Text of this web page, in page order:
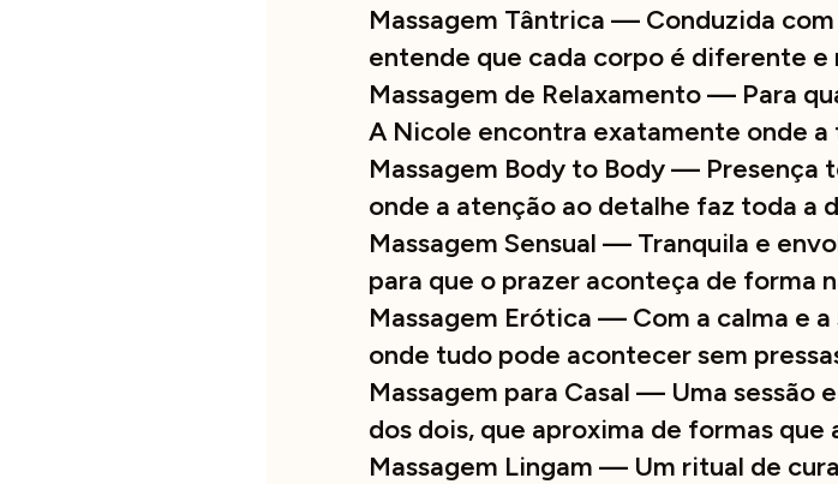
Massagem Tântrica — Conduzida
entende que cada corpo é diferente e
Massagem de Relaxamento — Para
A Nicole encontra exatamente onde
Massagem Body to Body — Presença
onde a atenção ao detalhe faz toda a
Massagem Sensual — Tranquila e
para que o prazer aconteça de forma
Massagem Erótica — Com a calma e
onde tudo pode acontecer sem
Massagem para Casal — Uma sessão
dos dois, que aproxima de formas
Massagem Lingam — Um ritual de